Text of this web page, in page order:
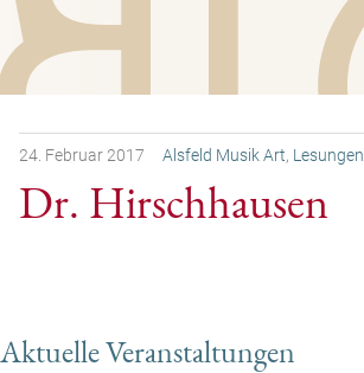
24. Februar 2017 Alsfeld Musik Art, Lesungen
Dr. Hirschhausen
Aktuelle Veranstaltungen